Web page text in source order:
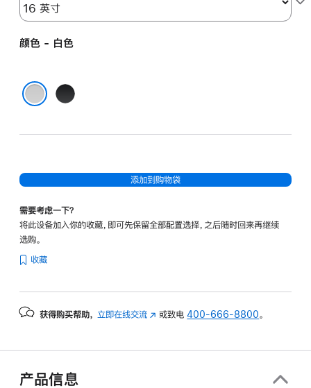
颜色 - 白色
黑
添加到购物袋
需要考虑一下？
将此设备加入你的收藏，即可先保留全部配置选择，之后随时回来再继续
选购。
收藏
获得购买帮助， 立即在线交流 (在 或致电400-666-8800。
产品信息